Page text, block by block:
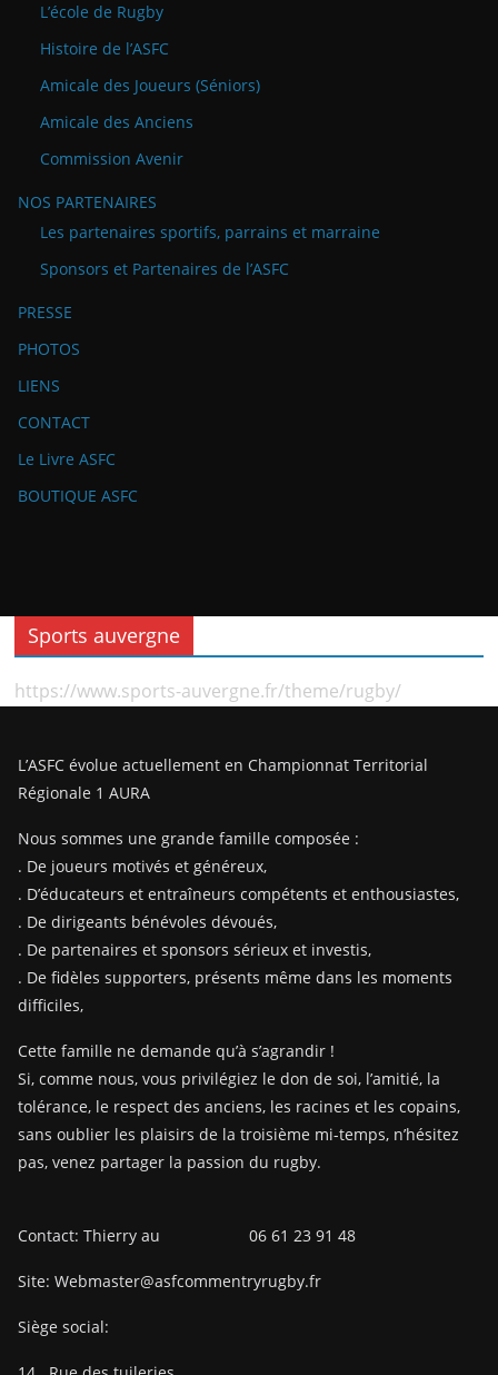
L’école de Rugby
Histoire de l’ASFC
Amicale des Joueurs (Séniors)
Amicale des Anciens
Commission Avenir
NOS PARTENAIRES
Les partenaires sportifs, parrains et marraine
Sponsors et Partenaires de l’ASFC
PRESSE
PHOTOS
LIENS
CONTACT
Le Livre ASFC
BOUTIQUE ASFC
Sports auvergne
https://www.sports-auvergne.fr/theme/rugby/
L’ASFC évolue actuellement en Championnat Territorial
Régionale 1 AURA
Nous sommes une grande famille composée :
. De joueurs motivés et généreux,
. D’éducateurs et entraîneurs compétents et enthousiastes,
. De dirigeants bénévoles dévoués,
. De partenaires et sponsors sérieux et investis,
. De fidèles supporters, présents même dans les moments
difficiles,
Cette famille ne demande qu’à s’agrandir !
Si, comme nous, vous privilégiez le don de soi, l’amitié, la
tolérance, le respect des anciens, les racines et les copains,
sans oublier les plaisirs de la troisième mi-temps, n’hésitez
pas, venez partager la passion du rugby.
Contact: Thierry au 06 61 23 91 48
Site: Webmaster@asfcommentryrugby.fr
Siège social: